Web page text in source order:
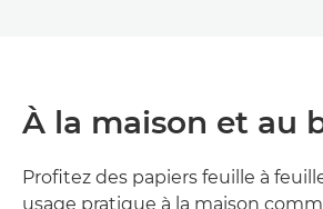
À la maison et au
Profitez des papiers feuille à
usage pratique à la maison